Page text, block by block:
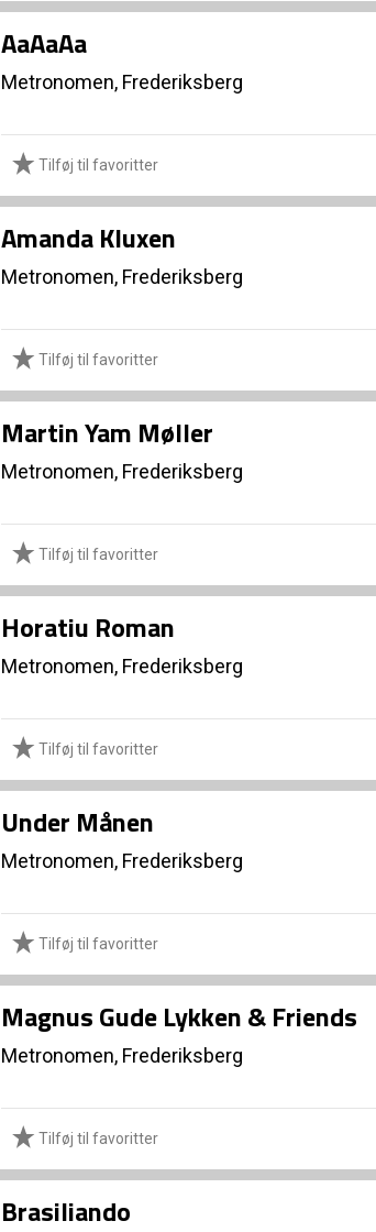
AaAaAa
Metronomen, Frederiksberg
Tilføj til favoritter
Amanda Kluxen
Metronomen, Frederiksberg
Tilføj til favoritter
Martin Yam Møller
Metronomen, Frederiksberg
Tilføj til favoritter
Horatiu Roman
Metronomen, Frederiksberg
Tilføj til favoritter
Under Månen
Metronomen, Frederiksberg
Tilføj til favoritter
Magnus Gude Lykken & Friends
Metronomen, Frederiksberg
Tilføj til favoritter
Brasiliando